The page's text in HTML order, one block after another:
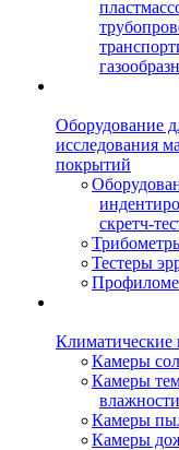
Оборудование
исследования
покрытий
скретч-
Тестеры
Климатические
Камеры
Камеры
влажности
Камеры
Камеры